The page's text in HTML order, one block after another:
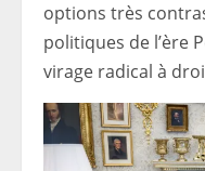
options très
politiques de l’ère
virage radical à